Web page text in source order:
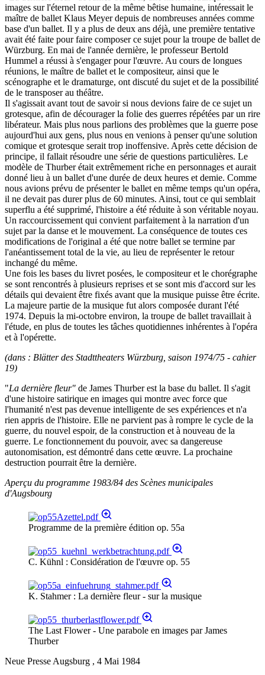
images sur l'éternel retour de la même bêtise humaine, intéressait le
maître de ballet Klaus Meyer depuis de nombreuses années comme
base d'un ballet. Il y a plus de deux ans déjà, une première tentative
avait été faite pour faire composer ce sujet pour la troupe de ballet de
Würzburg. En mai de l'année dernière, le professeur Bertold
Hummel a réussi à s'engager pour l'œuvre. Au cours de longues
réunions, le maître de ballet et le compositeur, ainsi que le
scénographe et le dramaturge, ont discuté du sujet et de la possibilité
de le transposer au théâtre.
Il s'agissait avant tout de savoir si nous devions faire de ce sujet un
grotesque, afin de décourager la folie des guerres répétées par un rire
libérateur. Mais plus nous parlions des problèmes que la guerre pose
aujourd'hui aux gens, plus nous en venions à penser qu'une solution
comique et grotesque serait trop inoffensive. Après cette décision de
principe, il fallait résoudre une série de questions particulières. Le
modèle de Thurber était extrêmement riche en personnages et aurait
donné lieu à un ballet d'une durée de deux heures et demie. Comme
nous avions prévu de présenter le ballet en même temps qu'un opéra,
il ne devait pas durer plus de 60 minutes. Ainsi, tout ce qui semblait
superflu a été supprimé, l'histoire a été réduite à son véritable noyau.
Un raccourcissement qui convient parfaitement à la narration d'un
sujet par la danse et le mouvement. La conséquence de toutes ces
modifications de l'original a été que notre ballet se termine par
l'anéantissement total de la vie, au lieu de représenter le retour
inchangé du même.
Une fois les bases du livret posées, le compositeur et le chorégraphe
se sont rencontrés à plusieurs reprises et se sont mis d'accord sur les
détails qui devaient être fixés avant que la musique puisse être écrite.
La majeure partie de la musique fut alors composée durant l'été
1974. Depuis la mi-octobre environ, la troupe de ballet travaillait à
l'étude, en plus de toutes les tâches quotidiennes inhérentes à l'opéra
et à l'opérette.
(dans : Blätter des Stadttheaters Würzburg, saison 1974/75 - cahier
19)
"La dernière fleur" de James Thurber est la base du ballet. Il s'agit
d'une histoire satirique en images qui montre avec force que
l'humanité n'est pas devenue intelligente de ses expériences et n'a
rien appris de l'histoire. Elle ne parvient pas à rompre le cycle de la
guerre, du nouvel espoir, de la construction et à nouveau de la
guerre. Le fonctionnement du pouvoir, avec sa dangereuse
autonomisation, est démontré dans cette œuvre. La prochaine
destruction pourrait être la dernière.
Aperçu du programme 1983/84 des Scènes municipales
d'Augsbourg
Programme de la première édition op. 55a
C. Kühnl : Considération de l'œuvre op. 55
K. Stahmer : La dernière fleur - sur la musique
The Last Flower - Une parabole en images par James
Thurber
Neue Presse Augsburg , 4 Mai 1984